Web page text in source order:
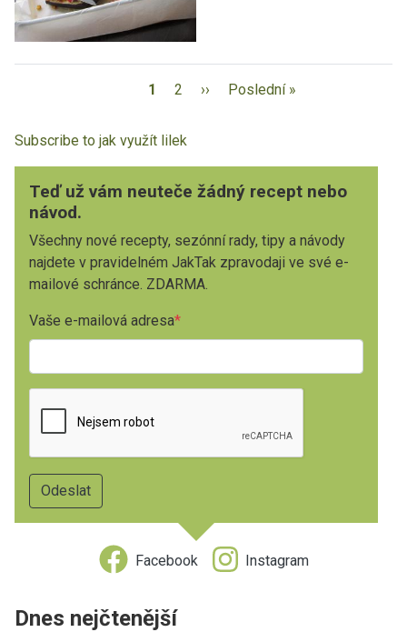
1 2 ›› Poslední »
Subscribe to jak využít lilek
Teď už vám neuteče žádný recept nebo
návod.
Všechny nové recepty, sezónní rady, tipy a návody
najdete v pravidelném JakTak zpravodaji ve své e-
mailové schránce. ZDARMA.
Vaše e-mailová adresa
Facebook Instagram
Dnes nejčtenější